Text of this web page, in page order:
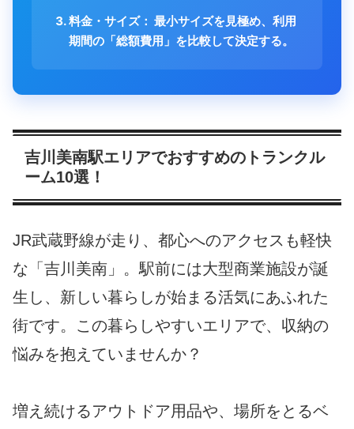
料金・サイズ： 最小サイズを見極め、利用
期間の「総額費用」を比較して決定する。
吉川美南駅エリアでおすすめのトランクル
ーム10選！
JR武蔵野線が走り、都心へのアクセスも軽快
な「吉川美南」。駅前には大型商業施設が誕
生し、新しい暮らしが始まる活気にあふれた
街です。この暮らしやすいエリアで、収納の
悩みを抱えていませんか？
増え続けるアウトドア用品や、場所をとるベ